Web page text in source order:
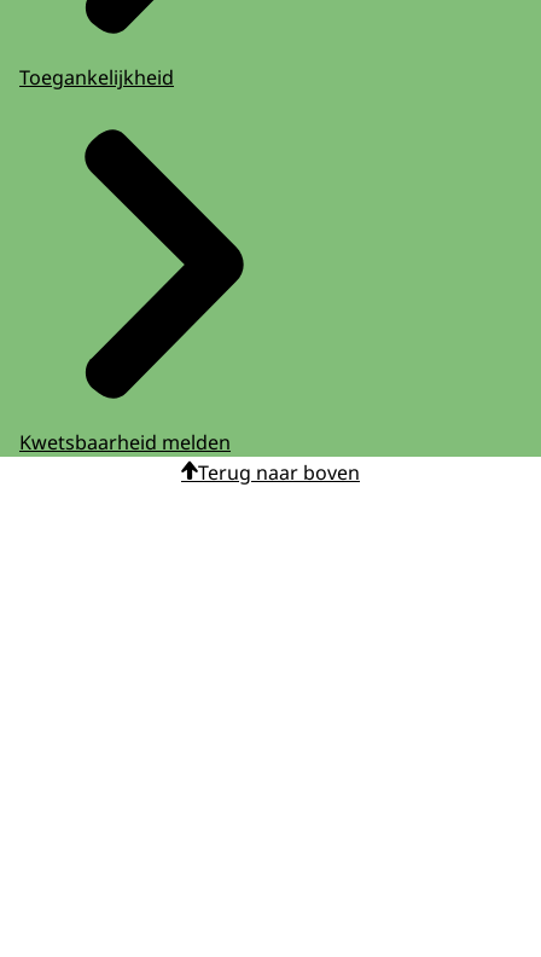
Toegankelijkheid
Kwetsbaarheid melden
Terug naar boven